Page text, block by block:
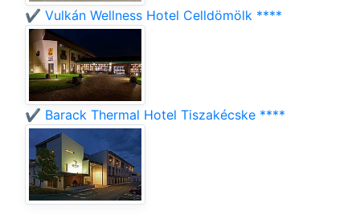
✔️ Vulkán Wellness Hotel Celldömölk ****
✔️ Barack Thermal Hotel Tiszakécske ****